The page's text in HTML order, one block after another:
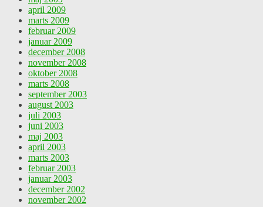
april 2009
marts 2009
februar 2009
januar 2009
december 2008
november 2008
oktober 2008
marts 2008
september 2003
august 2003
juli 2003
juni 2003
maj 2003
april 2003
marts 2003
februar 2003
januar 2003
december 2002
november 2002